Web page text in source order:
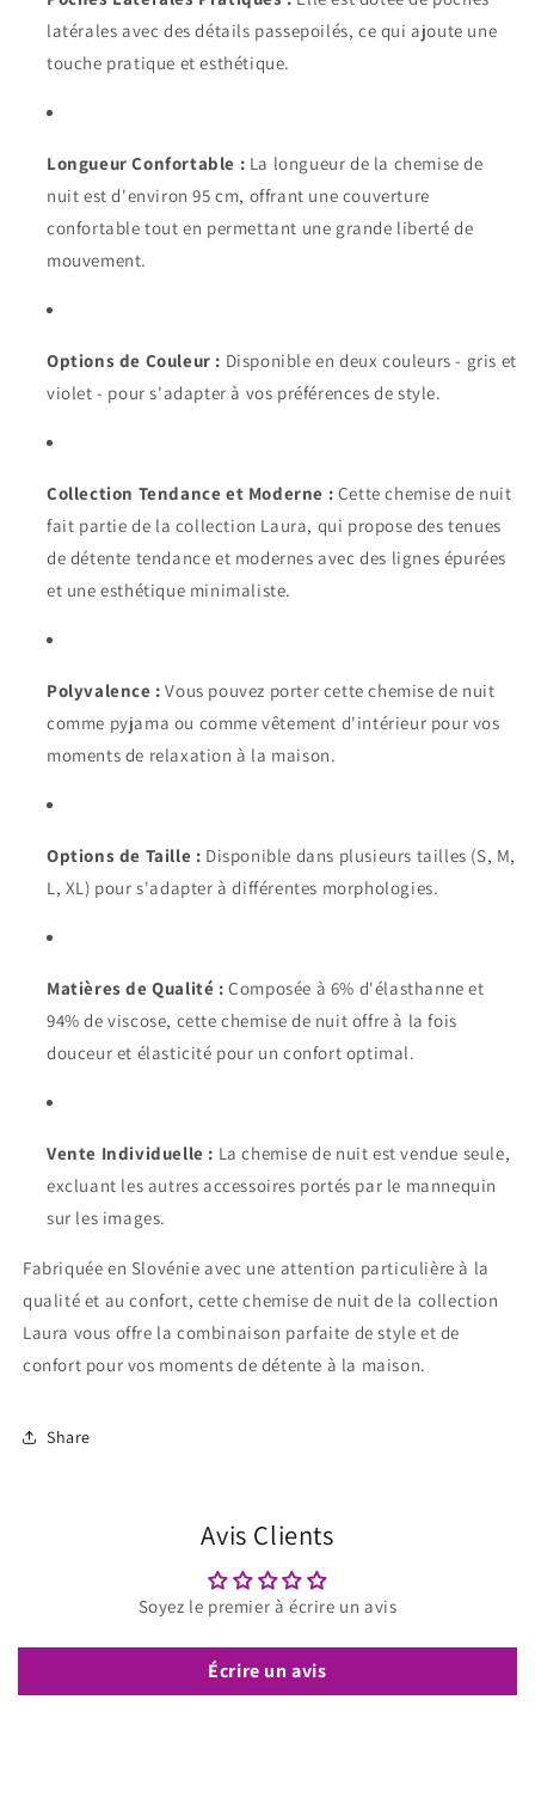
latérales avec des détails passepoilés, ce qui ajoute une
touche pratique et esthétique.
Longueur Confortable : La longueur de la chemise de
nuit est d'environ 95 cm, offrant une couverture
confortable tout en permettant une grande liberté de
mouvement.
Options de Couleur : Disponible en deux couleurs - gris et
violet - pour s'adapter à vos préférences de style.
Collection Tendance et Moderne : Cette chemise de nuit
fait partie de la collection Laura, qui propose des tenues
de détente tendance et modernes avec des lignes épurées
et une esthétique minimaliste.
Polyvalence : Vous pouvez porter cette chemise de nuit
comme pyjama ou comme vêtement d'intérieur pour vos
moments de relaxation à la maison.
Options de Taille : Disponible dans plusieurs tailles (S, M,
L, XL) pour s'adapter à différentes morphologies.
Matières de Qualité : Composée à 6% d'élasthanne et
94% de viscose, cette chemise de nuit offre à la fois
douceur et élasticité pour un confort optimal.
Vente Individuelle : La chemise de nuit est vendue seule,
excluant les autres accessoires portés par le mannequin
sur les images.
Fabriquée en Slovénie avec une attention particulière à la
qualité et au confort, cette chemise de nuit de la collection
Laura vous offre la combinaison parfaite de style et de
confort pour vos moments de détente à la maison.
Share
Avis Clients
Soyez le premier à écrire un avis
Écrire un avis